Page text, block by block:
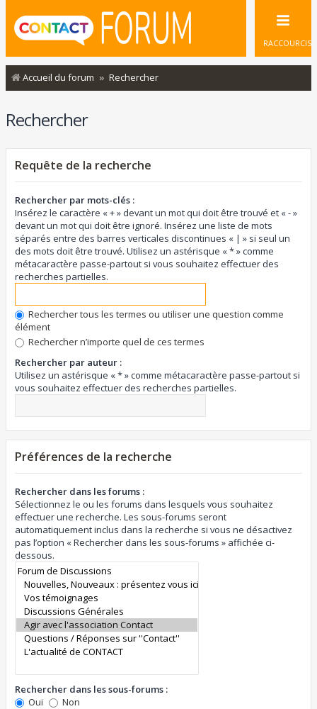
RACCOURCIS
Accueil du forum Rechercher
Rechercher
Requête de la recherche
Rechercher par mots-clés :
Insérez le caractère « + » devant un mot qui doit être trouvé et « - »
devant un mot qui doit être ignoré. Insérez une liste de mots
séparés entre des barres verticales discontinues « | » si seul un
des mots doit être trouvé. Utilisez un astérisque « * » comme
métacaractère passe-partout si vous souhaitez effectuer des
recherches partielles.
Rechercher tous les termes ou utiliser une question comme
élément
Rechercher n’importe quel de ces termes
Rechercher par auteur :
Utilisez un astérisque « * » comme métacaractère passe-partout si
vous souhaitez effectuer des recherches partielles.
Préférences de la recherche
Rechercher dans les forums :
Sélectionnez le ou les forums dans lesquels vous souhaitez
effectuer une recherche. Les sous-forums seront
automatiquement inclus dans la recherche si vous ne désactivez
pas l’option « Rechercher dans les sous-forums » affichée ci-
dessous.
Rechercher dans les sous-forums :
Oui
Non